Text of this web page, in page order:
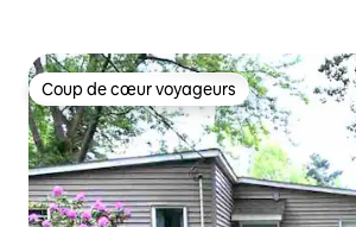
Coup de cœur voyageurs
Coup de cœur voyageurs